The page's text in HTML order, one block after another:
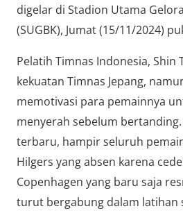
digelar di Stadion Utama
(SUGBK), Jumat (15/11/2024)
Pelatih Timnas Indonesia, Shin
kekuatan Timnas Jepang,
memotivasi para pemainnya
menyerah sebelum
terbaru, hampir seluruh
Hilgers yang absen karena
Copenhagen yang baru saja
turut bergabung dalam latihan